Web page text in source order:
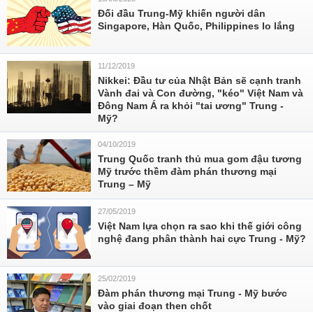
Đối đầu Trung-Mỹ khiến người dân
Singapore, Hàn Quốc, Philippines lo lắng
11/12/2019
Nikkei: Đầu tư của Nhật Bản sẽ cạnh tranh
Vành đai và Con đường, "kéo" Việt Nam và
Đông Nam Á ra khỏi "tai ương" Trung -
Mỹ?
04/10/2019
Trung Quốc tranh thủ mua gom đậu tương
Mỹ trước thềm đàm phán thương mại
Trung – Mỹ
27/05/2019
Việt Nam lựa chọn ra sao khi thế giới công
nghệ đang phân thành hai cực Trung - Mỹ?
25/02/2019
Đàm phán thương mại Trung - Mỹ bước
vào giai đoạn then chốt